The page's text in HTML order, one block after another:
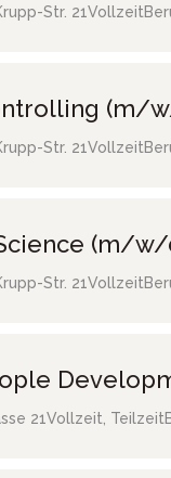
Str. 21Vollzeit
(m/
Str. 21Vollzeit
(m/w/
Str. 21Vollzeit
21Vollzeit, Teilzeit